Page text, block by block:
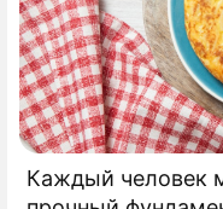
Каждый человек